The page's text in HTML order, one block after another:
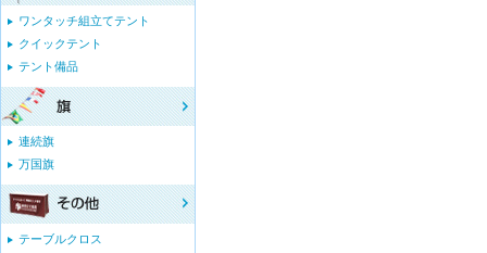
ワンタッチ組立てテント
クイックテント
テント備品
連続旗
万国旗
テーブルクロス